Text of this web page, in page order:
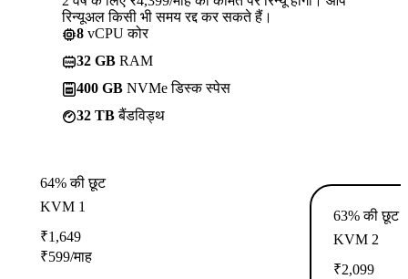
रिन्यूअल किसी भी समय रद्द कर सकते हैं।
8 vCPU कोर
32 GB RAM
400 GB NVMe डिस्क स्पेस
32 TBबैंडविड्थ
64% की छूट
KVM 1
₹1,649
₹599/माह
63% की छूट
KVM 2
₹2,099